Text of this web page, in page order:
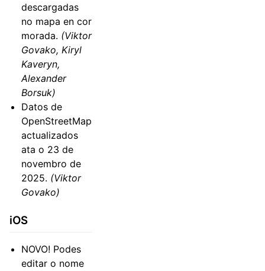
descargadas
no mapa en cor
morada. (Viktor
Govako, Kiryl
Kaveryn,
Alexander
Borsuk)
Datos de
OpenStreetMap
actualizados
ata o 23 de
novembro de
2025. (Viktor
Govako)
iOS
NOVO! Podes
editar o nome